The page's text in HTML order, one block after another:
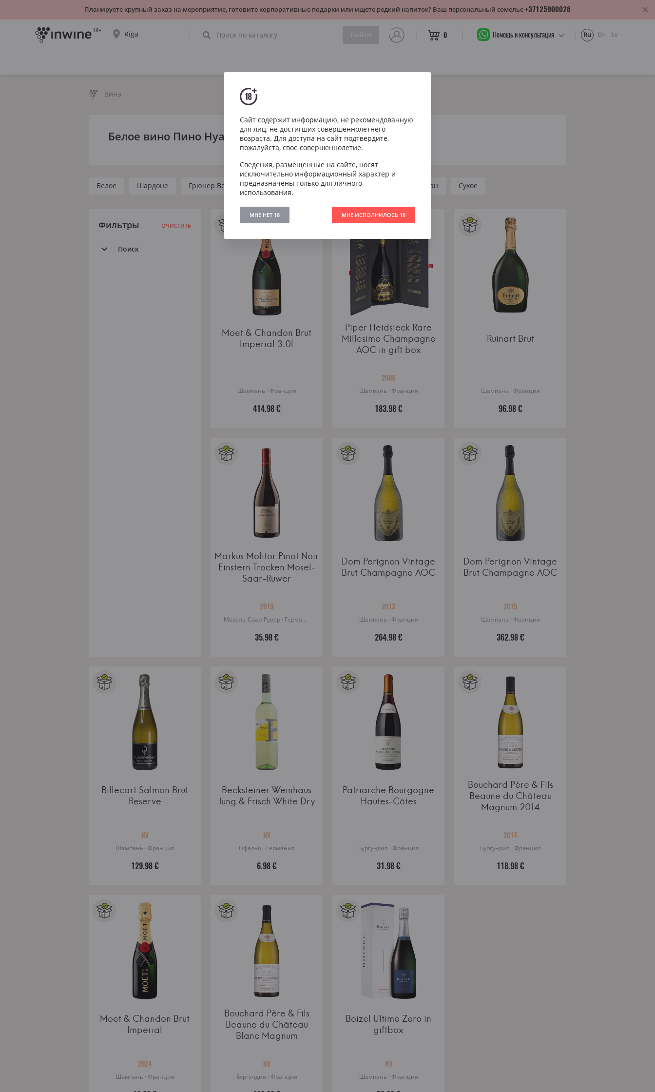
18+ Riga
ДА, ВСЁ ВЕРНО
0 Помощь и консультация Ru En Lv
Вина
Белое вино Пино Нуар
Белое Шардоне Грюнер Вельтлинер Рислинг Санджовезе Совиньон Блан Сухое
Фильтры ОЧИСТИТЬ
Поиск
Moet & Chandon Brut
Imperial 3.0l
Шампань · Франция
414.98 €
Piper Heidsieck Rare
Millesime Champagne
AOC in gift box
2008
Шампань · Франция
183.98 €
Ruinart Brut
Шампань · Франция
96.98 €
Markus Molitor Pinot Noir
Einstern Trocken Mosel-
Saar-Ruwer
2019
Мозель-Саар-Рувер · Германия
35.98 €
Dom Perignon Vintage
Brut Champagne AOC
2013
Шампань · Франция
264.98 €
Dom Perignon Vintage
Brut Champagne AOC
2015
Шампань · Франция
362.98 €
Billecart Salmon Brut
Reserve
NV
Шампань · Франция
129.98 €
Becksteiner Weinhaus
Jung & Frisch White Dry
NV
Пфальц · Германия
6.98 €
Patriarche Bourgogne
Hautes-Côtes
Бургундия · Франция
31.98 €
Bouchard Père & Fils
Beaune du Château
Magnum 2014
2014
Бургундия · Франция
118.98 €
Moet & Chandon Brut
Imperial
2024
Шампань · Франция
Bouchard Père & Fils
Beaune du Château
Blanc Magnum
NV
Бургундия · Франция
Boizel Ultime Zero in
giftbox
NV
Шампань · Франция
Сайт содержит информацию, не рекомендованную
для лиц, не достигших совершеннолетнего
возраста. Для доступа на сайт подтвердите,
пожалуйста, свое совершеннолетие.
Сведения, размещенные на сайте, носят
исключительно информационный характер и
предназначены только для личного
использования.
МНЕ НЕТ 18 МНЕ ИСПОЛНИЛОСЬ 18
Планируете крупный заказ на мероприятие, готовите корпоративные подарки или ищете редкий напиток? Ваш персональный сомелье+37125900028